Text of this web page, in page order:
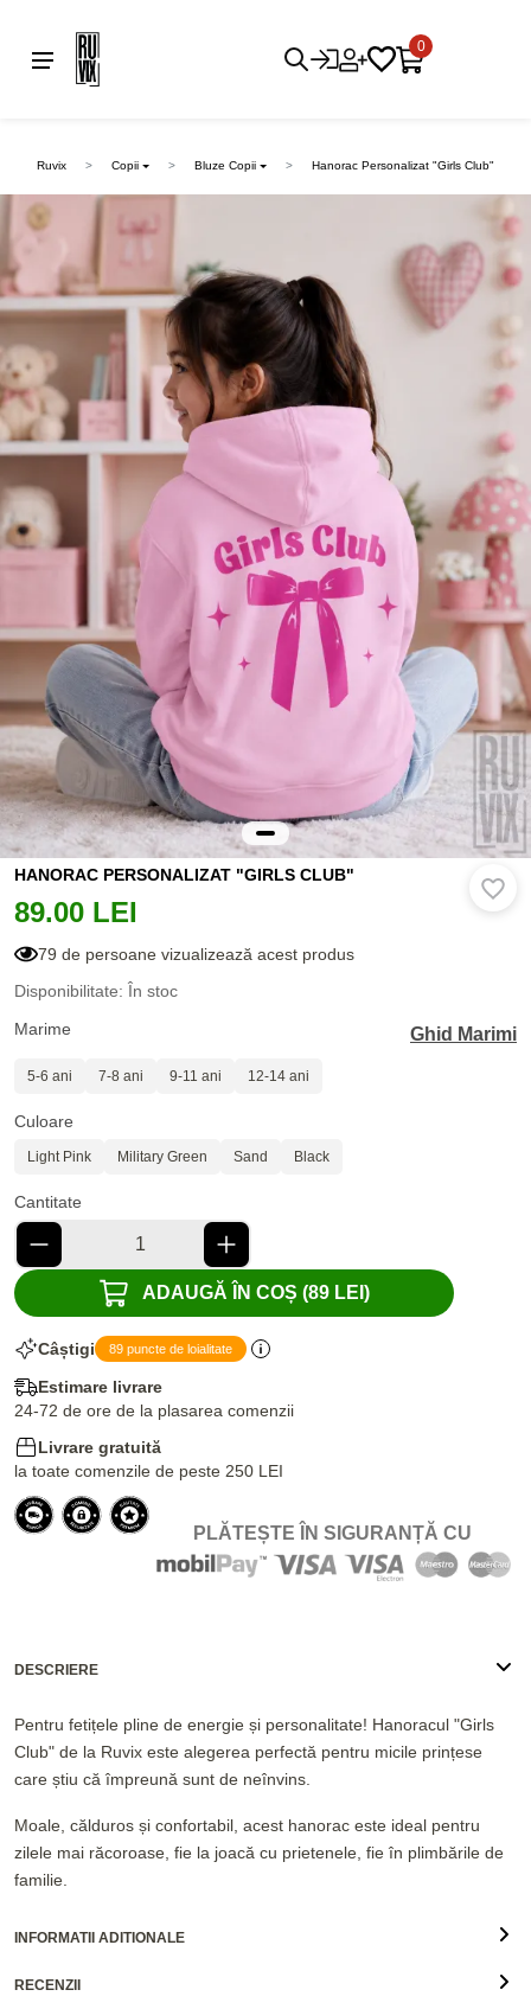
0
Ruvix Copii Bluze Copii Hanorac Personalizat "Girls Club"
HANORAC PERSONALIZAT "GIRLS CLUB"
89.00 LEI
79 de persoane vizualizează acest produs
Disponibilitate: În stoc
Marime
Ghid Marimi
5-6 ani 7-8 ani 9-11 ani 12-14 ani
Culoare
Light Pink Military Green Sand Black
Cantitate
ADAUGĂ ÎN COȘ (89 LEI)
Câștigi 89 puncte de loialitate
Estimare livrare
24-72 de ore de la plasarea comenzii
Livrare gratuită
la toate comenzile de peste 250 LEI
PLĂTEȘTE ÎN SIGURANȚĂ CU
DESCRIERE
Pentru fetițele pline de energie și personalitate! Hanoracul "Girls
Club" de la Ruvix este alegerea perfectă pentru micile prințese
care știu că împreună sunt de neînvins.
Moale, călduros și confortabil, acest hanorac este ideal pentru
zilele mai răcoroase, fie la joacă cu prietenele, fie în plimbările de
familie.
INFORMATII ADITIONALE
RECENZII